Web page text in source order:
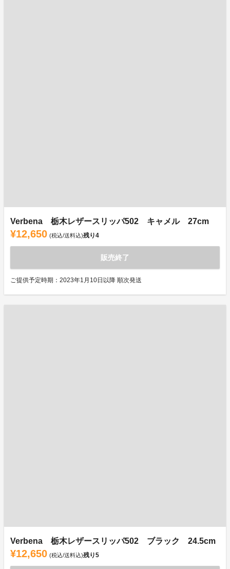
Verbena 栃木レザースリッパ502 キャメル 27cm
¥12,650 (税込/送料込)残り4
販売終了
ご提供予定時期：2023年1月10日以降 順次発送
Verbena 栃木レザースリッパ502 ブラック 24.5cm
¥12,650 (税込/送料込)残り5